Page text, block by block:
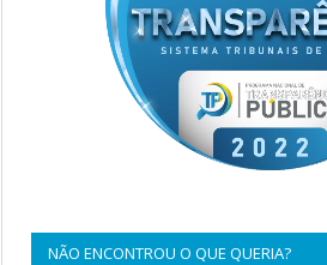
NÃO ENCONTROU O QUE QUERIA?